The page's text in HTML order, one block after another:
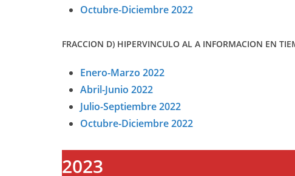
Octubre-Diciembre 2022
FRACCION D) HIPERVINCULO AL A INFORMACION EN
Enero-Marzo 2022
Abril-Junio 2022
Julio-Septiembre 2022
Octubre-Diciembre 2022
2023